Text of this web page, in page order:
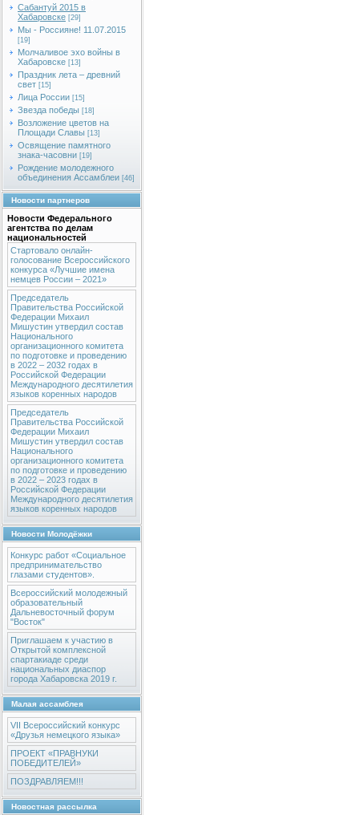
Сабантуй 2015 в
Хабаровске [29]
Мы - Россияне! 11.07.2015
[19]
Молчаливое эхо войны в
Хабаровске [13]
Праздник лета – древний
свет [15]
Лица России [15]
Звезда победы [18]
Возложение цветов на
Площади Славы [13]
Освящение памятного
знака-часовни [19]
Рождение молодежного
объединения Ассамблеи [46]
Новости партнеров
Новости Федерального
агентства по делам
национальностей
Стартовало онлайн-
голосование Всероссийского
конкурса «Лучшие имена
немцев России – 2021»
Председатель
Правительства Российской
Федерации Михаил
Мишустин утвердил состав
Национального
организационного комитета
по подготовке и проведению
в 2022 – 2032 годах в
Российской Федерации
Международного десятилетия
языков коренных народов
Председатель
Правительства Российской
Федерации Михаил
Мишустин утвердил состав
Национального
организационного комитета
по подготовке и проведению
в 2022 – 2023 годах в
Российской Федерации
Международного десятилетия
языков коренных народов
Новости Молодёжки
Конкурс работ «Социальное
предпринимательство
глазами студентов».
Всероссийский молодежный
образовательный
Дальневосточный форум
"Восток"
Приглашаем к участию в
Открытой комплексной
спартакиаде среди
национальных диаспор
города Хабаровска 2019 г.
Малая ассамблея
VII Всероссийский конкурс
«Друзья немецкого языка»
ПРОЕКТ «ПРАВНУКИ
ПОБЕДИТЕЛЕЙ»
ПОЗДРАВЛЯЕМ!!!
Новостная рассылка